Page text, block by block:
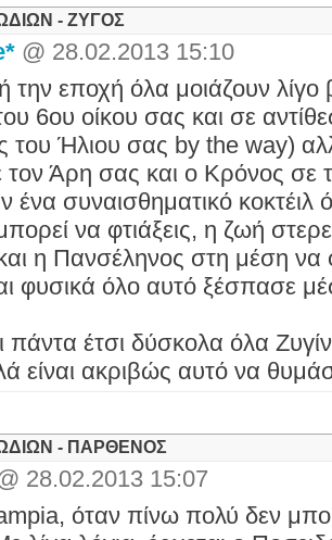
- ΖΥΓΟΣ
@ 28.02.2013 15:10
την εποχή όλα μοιάζουν
6ου οίκου σας και σε
του Ήλιου σας by the way)
τον Άρη σας και ο Κρόνος σε
ένα συναισθηματικό κοκτέιλ
να φτιάξεις, η ζωή
η Πανσέληνος στη μέση να
φυσικά όλο αυτό ξέσπασε
πάντα έτσι δύσκολα όλα
είναι ακριβώς αυτό να
- ΠΑΡΘΕΝΟΣ
28.02.2013 15:07
όταν πίνω πολύ δεν